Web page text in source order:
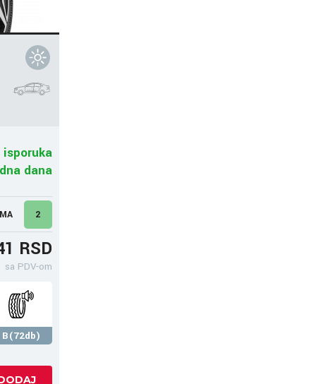
dana
2
RSD
sa PDV-om
B(72db)